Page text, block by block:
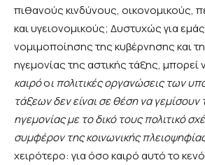
πιθανούς κινδύνους, οικονομικούς,
και υγειονομικούς; Δυστυχώς για
νομιμοποίησης της κυβέρνησης και
ηγεμονίας της αστικής τάξης, μπορεί
καιρόοι πολιτικές οργανώσεις των
τάξεων δεν είναι σε θέση να γεμίσουν
ηγεμονίας με το δικό τους πολιτικό
συμφέρον της κοινωνικής
χειρότερο: για όσο καιρό αυτό το